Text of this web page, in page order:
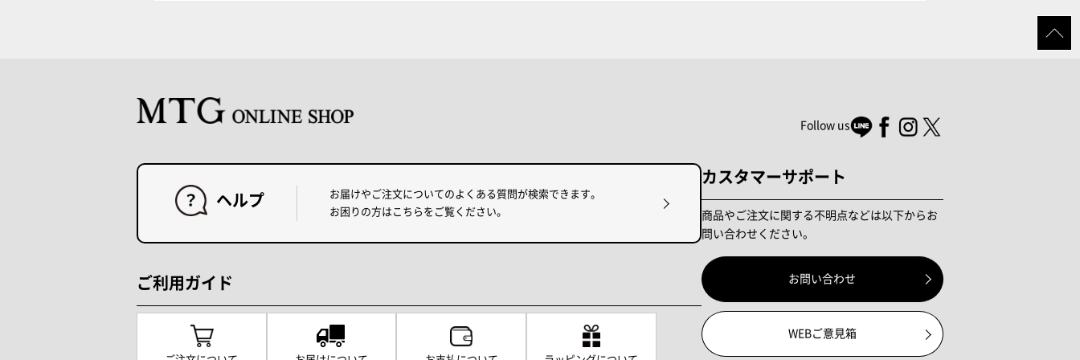
Follow us
ヘルプ
お届けやご注文についてのよくある質問が検索できます。
お困りの方はこちらをご覧ください。
ご利用ガイド
カスタマーサポート
商品やご注文に関する不明点などは以下からお
問い合わせください。
お問い合わせ
WEBご意見箱